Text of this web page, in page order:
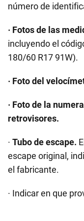
número de
· Fotos de las
incluyendo el
180/60 R17 91W).
· Foto del
· Foto de la
retrovisores.
· Tubo de escape.
escape original,
el fabricante.
· Indicar en que